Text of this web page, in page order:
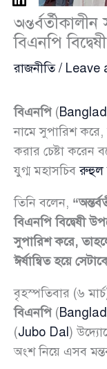
বিএনপি
রাজনীতি/ Leave
বিএনপি(
নামে সুপারিশ করে,
করার চেষ্টা করেন
যুগ্ম মহাসচিবরুহুল
তিনি বলেন,
বিএনপি বিদ্বেষী
সুপারিশ করে,
ঈর্ষান্বিত হয়ে
বৃহস্পতিবার (৬
বিএনপি(
(Jubo Dal)
অংশ নিয়ে এসব